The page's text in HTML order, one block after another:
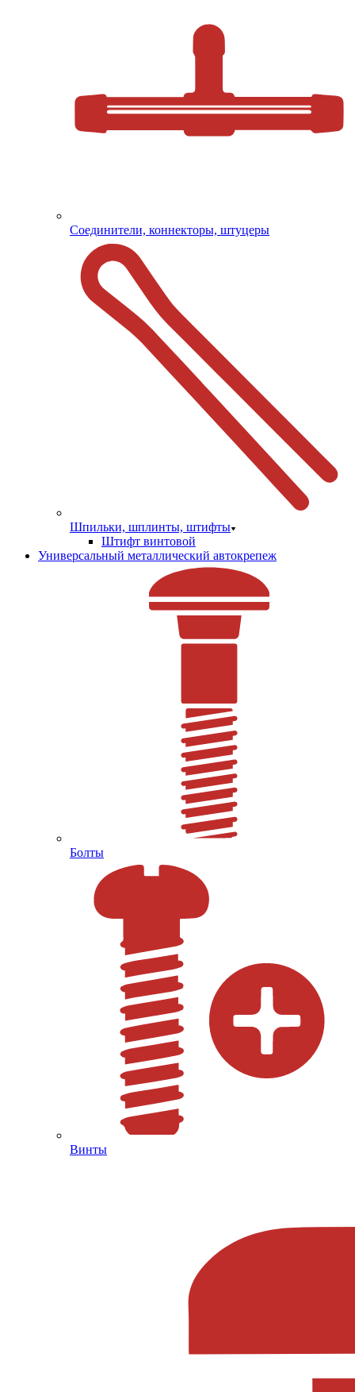
Соединители, коннекторы, штуцеры
Шпильки, шплинты, штифты
Штифт винтовой
Универсальный металлический автокрепеж
Болты
Винты